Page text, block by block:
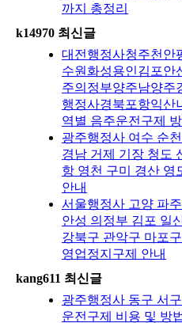
까지 총정리
k14970 최신글
대전행정사청주천안
수원화성용인김포안
주의정부양주남양주
행정사경북포항익산
역별 음주운전구제
광주행정사 여수 순
경남 거제 기장 청도
항 영천 구미 경산 영
안내
서울행정사 고양 파
안성 의정부 김포 일
강북구 관악구 마포
영업정지구제 안내
kang611 최신글
광주행정사 동구 서
운전구제 비용 및 방